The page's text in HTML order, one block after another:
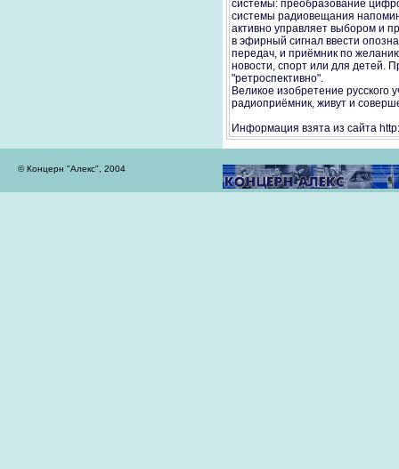
системы: преобразование
системы радиовещания
активно управляет выбором и
в эфирный сигнал ввести
передач, и приёмник по
новости, спорт или для детей.
"ретроспективно".
Великое изобретение
радиоприёмник, живут и
Информация взята из сайта
© Концерн "Алекс", 2004